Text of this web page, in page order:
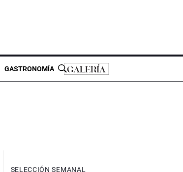
GASTRONOMÍA
SELECCIÓN SEMANAL